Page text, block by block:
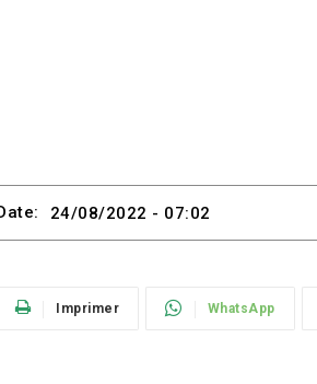
24/08/2022 - 07:02
Imprimer WhatsApp